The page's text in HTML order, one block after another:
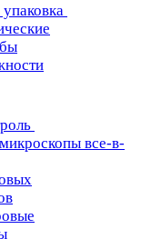
все-в-